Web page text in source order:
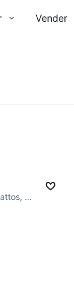
Vender
R. Vereador Gonçalo Braz de Mattos, Europa